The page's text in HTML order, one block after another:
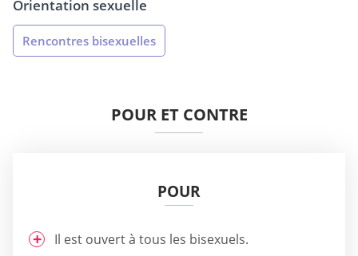
Orientation sexuelle
Rencontres bisexuelles
POUR ET CONTRE
POUR
Il est ouvert à tous les bisexuels.